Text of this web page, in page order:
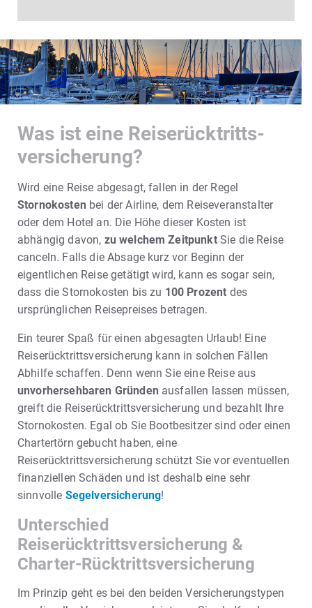
Was ist eine Reiserücktritts-
versicherung?
Wird eine Reise abgesagt, fallen in der Regel
Stornokosten bei der Airline, dem Reiseveranstalter
oder dem Hotel an. Die Höhe dieser Kosten ist
abhängig davon, zu welchem ZeitpunktSie die Reise
canceln. Falls die Absage kurz vor Beginn der
eigentlichen Reise getätigt wird, kann es sogar sein,
dass die Stornokosten bis zu 100 Prozent des
ursprünglichen Reisepreises betragen.
Ein teurer Spaß für einen abgesagten Urlaub! Eine
Reiserücktrittsversicherung kann in solchen Fällen
Abhilfe schaffen. Denn wenn Sie eine Reise aus
unvorhersehbaren Gründen ausfallen lassen müssen,
greift die Reiserücktrittsversicherung und bezahlt Ihre
Stornokosten. Egal ob Sie Bootbesitzer sind oder einen
Chartertörn gebucht haben, eine
Reiserücktrittsversicherung schützt Sie vor eventuellen
finanziellen Schäden und ist deshalb eine sehr
sinnvolle Segelversicherung!
Unterschied
Reiserücktrittsversicherung &
Charter-Rücktrittsversicherung
Im Prinzip geht es bei den beiden Versicherungstypen